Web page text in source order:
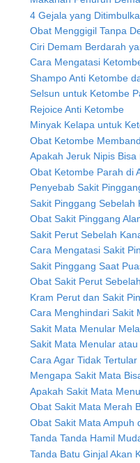
4 Gejala yang
Obat Menggigil Tanpa
Ciri Demam Berdarah
Cara Mengatasi
Shampo Anti Ketombe
Selsun untuk Ketombe
Rejoice Anti Ketombe
Minyak Kelapa untuk
Obat Ketombe
Apakah Jeruk Nipis
Obat Ketombe Parah di
Penyebab Sakit
Sakit Pinggang Sebelah
Obat Sakit Pinggang
Sakit Perut Sebelah
Cara Mengatasi Sakit
Sakit Pinggang Saat
Obat Sakit Perut
Kram Perut dan Sakit
Cara Menghindari Sakit
Sakit Mata Menular
Sakit Mata Menular atau
Cara Agar Tidak Tertular
Mengapa Sakit Mata
Apakah Sakit Mata
Obat Sakit Mata Merah
Obat Sakit Mata Ampuh
Tanda Tanda Hamil
Tanda Batu Ginjal Akan